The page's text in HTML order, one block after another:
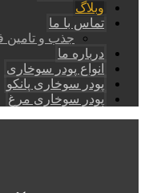
وبلاگ
تماس با ما
جذب و تامین
درباره ما
انواع پودر سوخاری
پودر سوخاری پانکو
پودر سوخاری مرغ